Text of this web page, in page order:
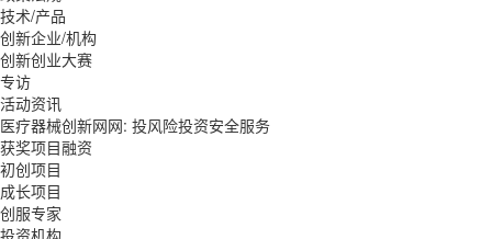
技术/产品
创新企业/机构
创新创业大赛
专访
活动资讯
医疗器械创新网网: 投风险投资安全服务
获奖项目融资
初创项目
成长项目
创服专家
投资机构